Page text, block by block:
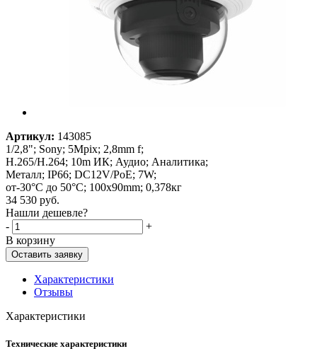
Артикул: 143085
1/2,8"; Sony; 5Mpix; 2,8mm f;
H.265/H.264; 10m ИК; Аудио; Аналитика;
Металл; IP66; DC12V/PoE; 7W;
от-30°C до 50°C; 100x90mm; 0,378кг
34 530 руб.
Нашли дешевле?
-
+
В корзину
Оставить заявку
Характеристики
Отзывы
Характеристики
Технические характеристики